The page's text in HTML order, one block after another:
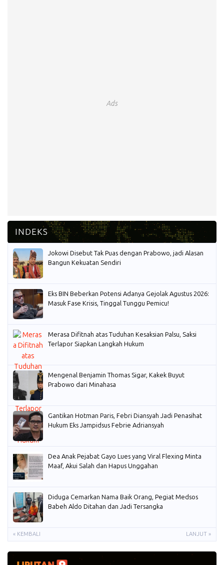
Ads
Jokowi Disebut Tak Puas dengan Prabowo, jadi Alasan
Bangun Kekuatan Sendiri
Eks BIN Beberkan Potensi Adanya Gejolak Agustus 2026:
Masuk Fase Krisis, Tinggal Tunggu Pemicu!
Merasa Difitnah atas Tuduhan Kesaksian Palsu, Saksi
Terlapor Siapkan Langkah Hukum
Mengenal Benjamin Thomas Sigar, Kakek Buyut
Prabowo dari Minahasa
Gantikan Hotman Paris, Febri Diansyah Jadi Penasihat
Hukum Eks Jampidsus Febrie Adriansyah
Dea Anak Pejabat Gayo Lues yang Viral Flexing Minta
Maaf, Akui Salah dan Hapus Unggahan
Diduga Cemarkan Nama Baik Orang, Pegiat Medsos
Babeh Aldo Ditahan dan Jadi Tersangka
« KEMBALI LANJUT »